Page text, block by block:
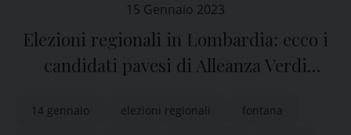
15 Gennaio 2023
Elezioni regionali in Lombardia: ecco i
candidati pavesi di Alleanza Verdi
14 gennaio elezioni regionali fontana